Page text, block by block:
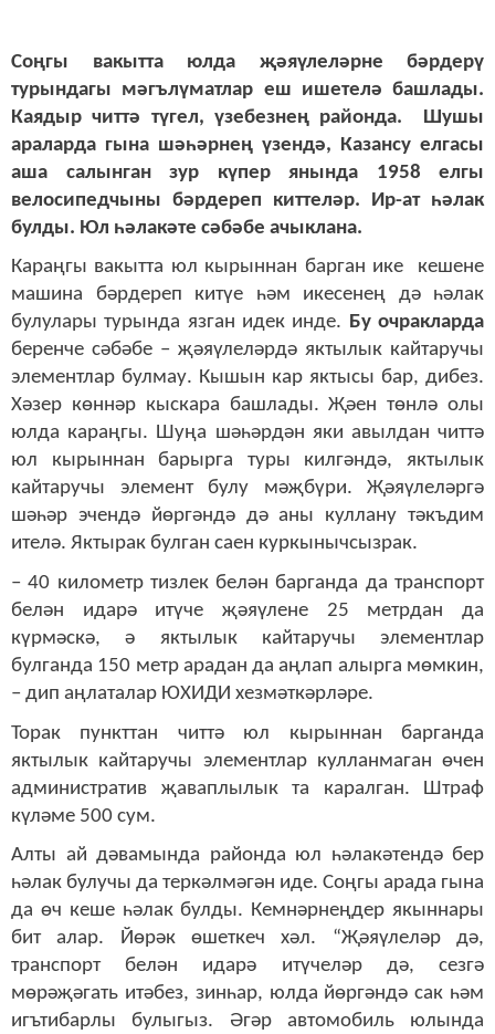
Соңгы вакытта юлда җәяүлеләрне бәрдерү
турындагы мәгълүматлар еш ишетелә башлады.
Каядыр читтә түгел, үзебезнең районда. Шушы
араларда гына шәһәрнең үзендә, Казансу елгасы
аша салынган зур күпер янында 1958 елгы
велосипедчыны бәрдереп киттеләр. Ир-ат һәлак
булды. Юл һәлакәте сәбәбе ачыклана.
Караңгы вакытта юл кырыннан барган ике кешене
машина бәрдереп китүе һәм икесенең дә һәлак
булулары турында язган идек инде. Бу очракларда
беренче сәбәбе – җәяүлеләрдә яктылык кайтаручы
элементлар булмау. Кышын кар яктысы бар, дибез.
Хәзер көннәр кыскара башлады. Җәен төнлә олы
юлда караңгы. Шуңа шәһәрдән яки авылдан читтә
юл кырыннан барырга туры килгәндә, яктылык
кайтаручы элемент булу мәҗбүри. Җәяүлеләргә
шәһәр эчендә йөргәндә дә аны куллану тәкъдим
ителә. Яктырак булган саен куркынычсызрак.
– 40 километр тизлек белән барганда да транспорт
белән идарә итүче җәяүлене 25 метрдан да
күрмәскә, ә яктылык кайтаручы элементлар
булганда 150 метр арадан да аңлап алырга мөмкин,
– дип аңлаталар ЮХИДИ хезмәткәрләре.
Торак пункттан читтә юл кырыннан барганда
яктылык кайтаручы элементлар кулланмаган өчен
административ җаваплылык та каралган. Штраф
күләме 500 сум.
Алты ай дәвамында районда юл һәлакәтендә бер
һәлак булучы да теркәлмәгән иде. Соңгы арада гына
да өч кеше һәлак булды. Кемнәрнеңдер якыннары
бит алар. Йөрәк өшеткеч хәл. “Җәяүлеләр дә,
транспорт белән идарә итүчеләр дә, сезгә
мөрәҗәгать итәбез, зинһар, юлда йөргәндә сак һәм
игътибарлы булыгыз. Әгәр автомобиль юлында